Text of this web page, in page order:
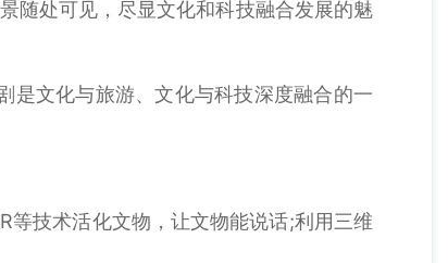
处可见，尽显文化和科技融合发展的魅
文化与旅游、文化与科技深度融合的一
技术活化文物，让文物能说话;利用三维